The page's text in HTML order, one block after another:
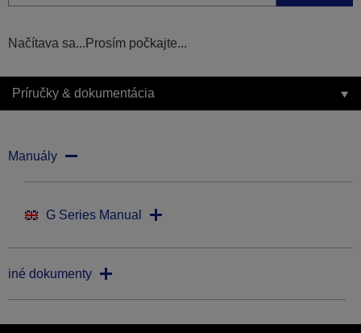
Načítava sa...Prosím počkajte...
Príručky & dokumentácia
Manuály
G Series Manual
iné dokumenty